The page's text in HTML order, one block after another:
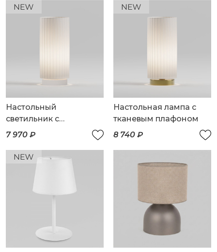
Настольный
светильник с
плафоном из ткани
7 970 ₽
Настольная лампа с
тканевым плафоном
8 740 ₽